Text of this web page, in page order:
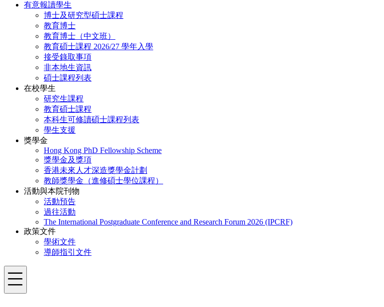
有意報讀學生
博士及研究型碩士課程
教育博士
教育博士（中文班）
教育碩士課程 2026/27 學年入學
接受錄取事項
非本地生資訊
碩士課程列表
在校學生
研究生課程
教育碩士課程
本科生可修讀碩士課程列表
學生支援
獎學金
Hong Kong PhD Fellowship Scheme
獎學金及獎項
香港未來人才深造獎學金計劃
教師獎學金（進修碩士學位課程）
活動與本院刊物
活動預告
過往活動
The International Postgraduate Conference and Research Forum 2026 (IPCRF)
政策文件
學術文件
導師指引文件
Menu